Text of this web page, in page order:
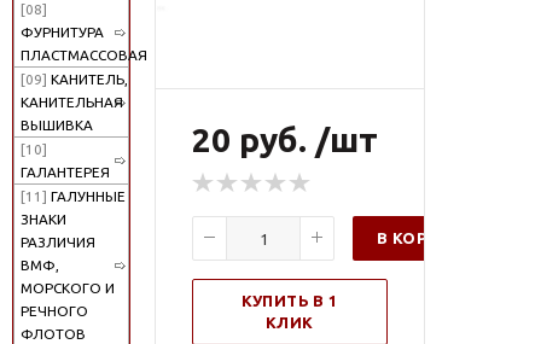
[08]
ФУРНИТУРА
ПЛАСТМАССОВАЯ
[09] КАНИТЕЛЬ,
КАНИТЕЛЬНАЯ
ВЫШИВКА
[10]
ГАЛАНТЕРЕЯ
[11] ГАЛУННЫЕ
ЗНАКИ
РАЗЛИЧИЯ
ВМФ,
МОРСКОГО И
РЕЧНОГО
ФЛОТОВ
20 руб. /шт
В КОРЗИНУ
КУПИТЬ В 1
КЛИК